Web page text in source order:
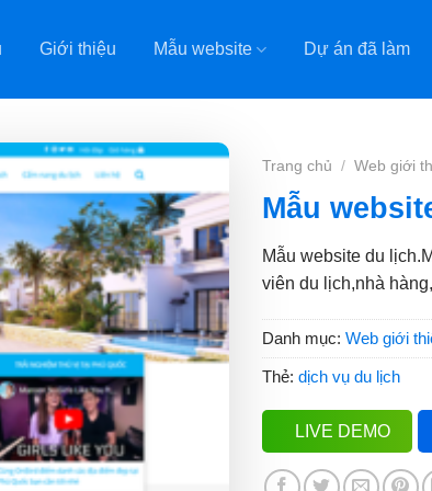
Giới thiệu Mẫu website Dự án đã làm
Trang chủ / Web giới
Mẫu
Mẫu website du
viên du lịch,nhà
Danh mục: Web giới
Thẻ: dịch vụ du lịch
LIVE DEMO